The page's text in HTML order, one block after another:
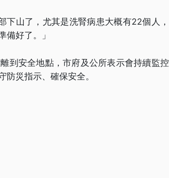
山了，尤其是洗腎病患大概有22個人，
備好了。」
到安全地點，市府及公所表示會持續監控
災指示、確保安全。